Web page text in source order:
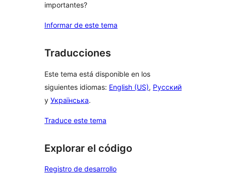
importantes?
Informar de este tema
Traducciones
Este tema está disponible en los
siguientes idiomas: English (US), Русский
y Українська.
Traduce este tema
Explorar el código
Registro de desarrollo